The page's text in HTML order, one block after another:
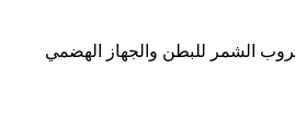
الشمر للبطن والجهاز الهضمي